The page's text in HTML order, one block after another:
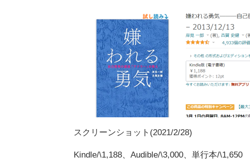
スクリーンショット(2021/2/28)
Kindle/\1,188、Audible/\3,000、単行本/\1,650